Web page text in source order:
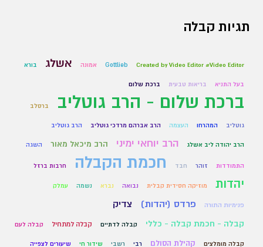
תגיות קבלה
Created by Video Editor #Video Editor
Gottlieb אמונה אשלג בורא
בעל התניא בריאות טבעית ברכת שלום
ברכת שלום - הרב גוטליב ברסלב
גוטליב המהרחו העצמה הרב אברהם מרדכי גוטליב הרב גוטליב
הרב יהודה ליב אשלג הרב יוחאי ימיני הרב מיכאל מאור השגה
התמודדות זוהר חבד חכמת הקבלה חרבות ברזל
יהדות מוזיקה חסידית קבלית נבואה נברא נשמה עמלק
פנימיות התורה פרדס (יהדות) צדיק
קבלה - חכמת קבלה - כללי קבלה לדתיים קבלה למתחיל קבלה לעם
קבלה מומלצים קהילת הסולם רבי רשבי שידור חי שיעורים לצפייה